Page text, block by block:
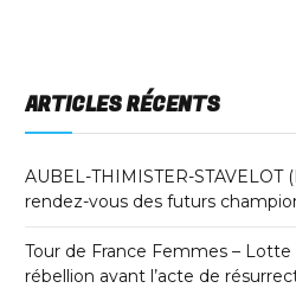
ARTICLES RÉCENTS
AUBEL-THIMISTER-STAVELOT
rendez-vous des futurs
Tour de France Femmes – Lotte
rébellion avant l’acte de